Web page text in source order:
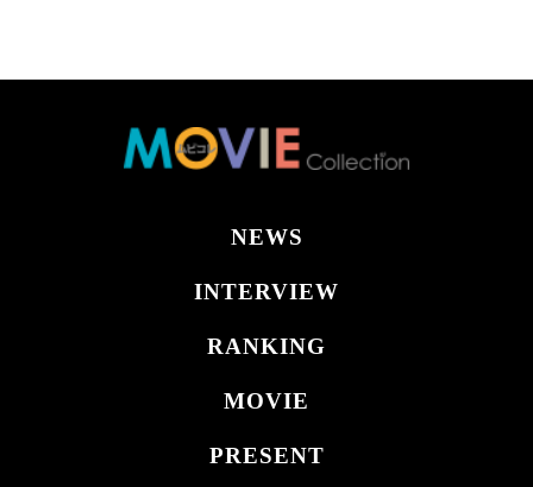
NEWS
INTERVIEW
RANKING
MOVIE
PRESENT